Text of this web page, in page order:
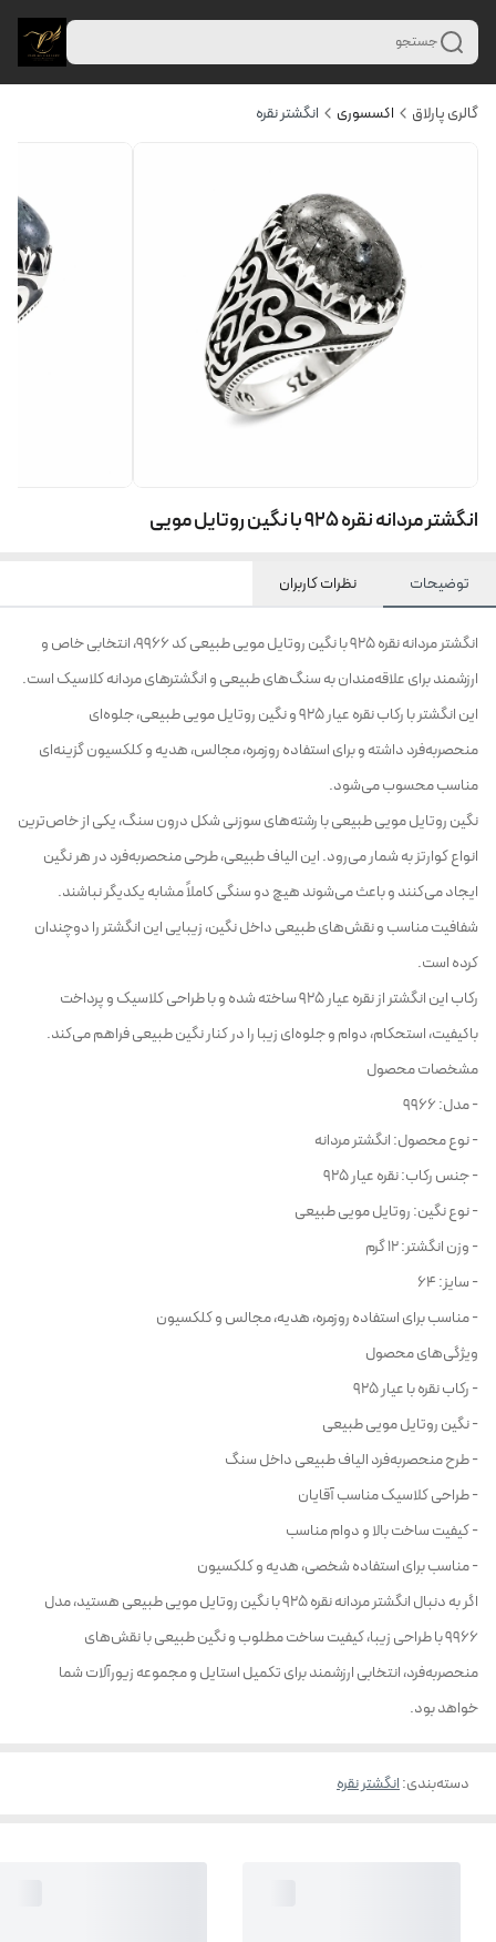
جستجو
گالری پارلاق اکسسوری انگشتر نقره
انگشتر مردانه نقره 925 با نگین روتایل مویی
توضیحات نظرات کاربران
انگشتر مردانه نقره 925 با نگین روتایل مویی طبیعی کد 9966، انتخابی خاص و
ارزشمند برای علاقه‌مندان به سنگ‌های طبیعی و انگشترهای مردانه کلاسیک است.
این انگشتر با رکاب نقره عیار 925 و نگین روتایل مویی طبیعی، جلوه‌ای
منحصربه‌فرد داشته و برای استفاده روزمره، مجالس، هدیه و کلکسیون گزینه‌ای
مناسب محسوب می‌شود.
نگین روتایل مویی طبیعی با رشته‌های سوزنی شکل درون سنگ، یکی از خاص‌ترین
انواع کوارتز به شمار می‌رود. این الیاف طبیعی، طرحی منحصربه‌فرد در هر نگین
ایجاد می‌کنند و باعث می‌شوند هیچ دو سنگی کاملاً مشابه یکدیگر نباشند.
شفافیت مناسب و نقش‌های طبیعی داخل نگین، زیبایی این انگشتر را دوچندان
کرده است.
رکاب این انگشتر از نقره عیار 925 ساخته شده و با طراحی کلاسیک و پرداخت
باکیفیت، استحکام، دوام و جلوه‌ای زیبا را در کنار نگین طبیعی فراهم می‌کند.
مشخصات محصول
- مدل: 9966
- نوع محصول: انگشتر مردانه
- جنس رکاب: نقره عیار 925
- نوع نگین: روتایل مویی طبیعی
- وزن انگشتر: 12 گرم
- سایز: 64
- مناسب برای استفاده روزمره، هدیه، مجالس و کلکسیون
ویژگی‌های محصول
- رکاب نقره با عیار 925
- نگین روتایل مویی طبیعی
- طرح منحصربه‌فرد الیاف طبیعی داخل سنگ
- طراحی کلاسیک مناسب آقایان
- کیفیت ساخت بالا و دوام مناسب
- مناسب برای استفاده شخصی، هدیه و کلکسیون
اگر به دنبال انگشتر مردانه نقره 925 با نگین روتایل مویی طبیعی هستید، مدل
9966 با طراحی زیبا، کیفیت ساخت مطلوب و نگین طبیعی با نقش‌های
منحصربه‌فرد، انتخابی ارزشمند برای تکمیل استایل و مجموعه زیورآلات شما
خواهد بود.
دسته‌بندی:انگشتر نقره